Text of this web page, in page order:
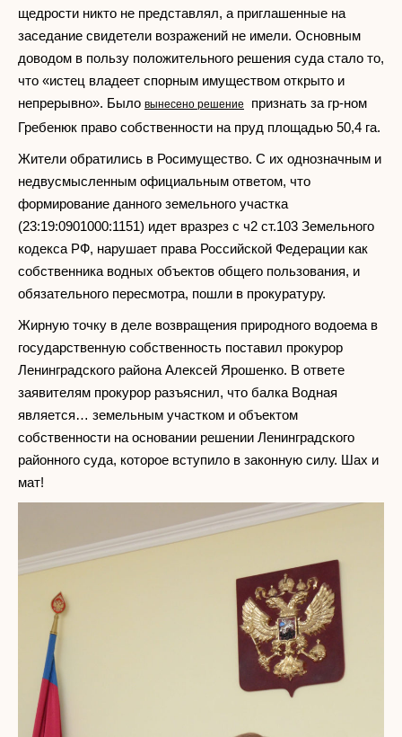
щедрости никто не представлял, а приглашенные на
заседание свидетели возражений не имели. Основным
доводом в пользу положительного решения суда стало то,
что «истец владеет спорным имуществом открыто и
непрерывно». Было вынесено решение
признать за гр-ном
Гребенюк право собственности на пруд площадью 50,4 га.
Жители обратились в Росимущество. С их однозначным и
недвусмысленным официальным ответом, что
формирование данного земельного участка
(23:19:0901000:1151) идет вразрез с ч2 ст.103 Земельного
кодекса РФ, нарушает права Российской Федерации как
собственника водных объектов общего пользования, и
обязательного пересмотра, пошли в прокуратуру.
Жирную точку в деле возвращения природного водоема в
государственную собственность поставил прокурор
Ленинградского района Алексей Ярошенко. В ответе
заявителям прокурор разъяснил, что балка Водная
является… земельным участком и объектом
собственности на основании решении Ленинградского
районного суда, которое вступило в законную силу. Шах и
мат!